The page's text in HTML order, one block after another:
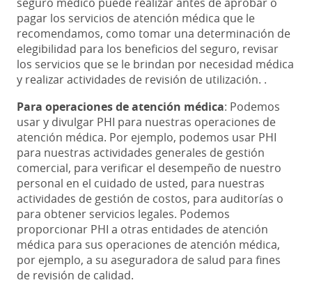
pagar los servicios de atención médica que le
recomendamos, como tomar una determinación de
elegibilidad para los beneficios del seguro, revisar
los servicios que se le brindan por necesidad médica
y realizar actividades de revisión de utilización. .
Para operaciones de atención médica: Podemos
usar y divulgar PHI para nuestras operaciones de
atención médica. Por ejemplo, podemos usar PHI
para nuestras actividades generales de gestión
comercial, para verificar el desempeño de nuestro
personal en el cuidado de usted, para nuestras
actividades de gestión de costos, para auditorías o
para obtener servicios legales. Podemos
proporcionar PHI a otras entidades de atención
médica para sus operaciones de atención médica,
por ejemplo, a su aseguradora de salud para fines
de revisión de calidad.